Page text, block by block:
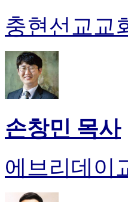
충현선교교
손창민 목사
에브리데이